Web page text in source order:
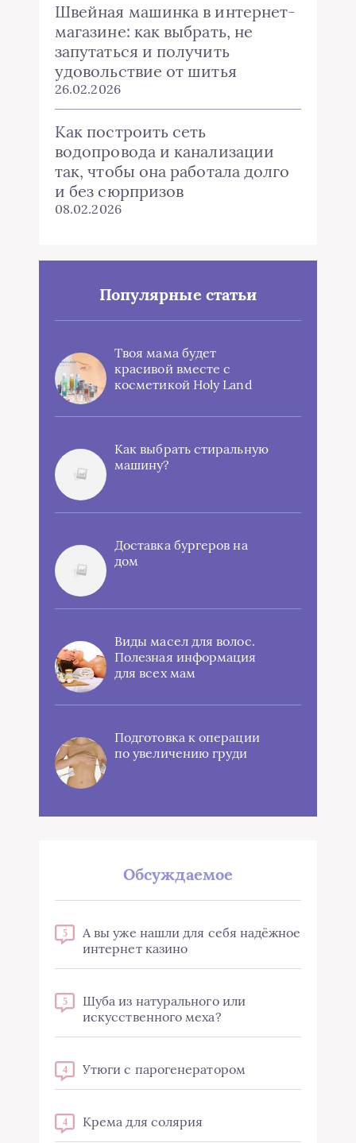
Швейная машинка в интернет-
магазине: как выбрать, не
запутаться и получить
удовольствие от шитья
26.02.2026
Как построить сеть
водопровода и канализации
так, чтобы она работала долго
и без сюрпризов
08.02.2026
Популярные статьи
Твоя мама будет
красивой вместе с
косметикой Holy Land
Как выбрать стиральную
машину?
Доставка бургеров на
дом
Виды масел для волос.
Полезная информация
для всех мам
Подготовка к операции
по увеличению груди
Обсуждаемое
5
А вы уже нашли для себя надёжное
интернет казино
5
Шуба из натурального или
искусственного меха?
4 Утюги с парогенератором
4 Крема для солярия